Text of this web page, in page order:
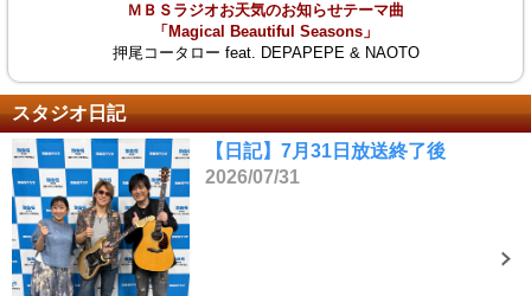
ＭＢＳラジオお天気のお知らせテーマ曲
「Magical Beautiful Seasons」
押尾コータロー feat. DEPAPEPE & NAOTO
スタジオ日記
【日記】7月31日放送終了後
2026/07/31